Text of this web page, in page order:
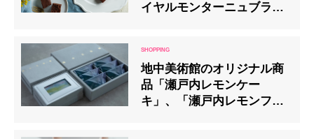
イヤルモンターニュブラウ
地中美術館のオリジナル商
品「瀬戸内レモンケー
キ」、「瀬戸内レモンフィ